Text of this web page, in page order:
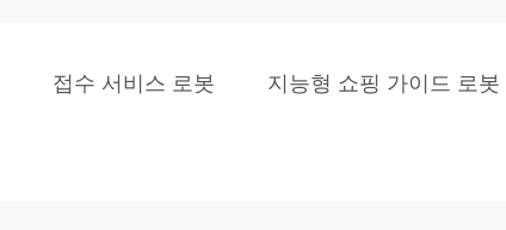
접수 서비스 로봇 지능형 쇼핑 가이드 로봇